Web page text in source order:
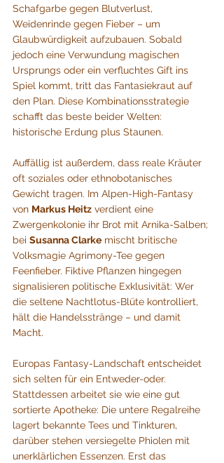
Schafgarbe gegen Blutverlust,
Weidenrinde gegen Fieber – um
Glaubwürdigkeit aufzubauen. Sobald
jedoch eine Verwundung magischen
Ursprungs oder ein verfluchtes Gift ins
Spiel kommt, tritt das Fantasiekraut auf
den Plan. Diese Kombinations­strategie
schafft das beste beider Welten:
historische Erdung plus Staunen.
Auffällig ist außerdem, dass reale Kräuter
oft soziales oder ethnobotanisches
Gewicht tragen. Im Alpen-High-Fantasy
von Markus Heitz verdient eine
Zwergenkolonie ihr Brot mit Arnika-Salben;
bei Susanna Clarke mischt britische
Volksmagie Agrimony-Tee gegen
Feenfieber. Fiktive Pflanzen hingegen
signalisieren politische Exklusivität: Wer
die seltene Nachtlotus-Blüte kontrolliert,
hält die Handelsstränge – und damit
Macht.
Europas Fantasy-Landschaft entscheidet
sich selten für ein Entweder-oder.
Stattdessen arbeitet sie wie eine gut
sortierte Apotheke: Die untere Regalreihe
lagert bekannte Tees und Tinkturen,
darüber stehen versiegelte Phiolen mit
unerklärlichen Essenzen. Erst das